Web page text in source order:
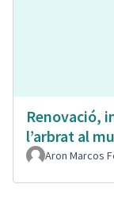
Renovació,
l’arbrat al
Aron Marcos